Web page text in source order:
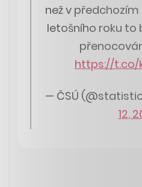
než v
letošního roku to
https://t.co/
— ČSÚ
12,